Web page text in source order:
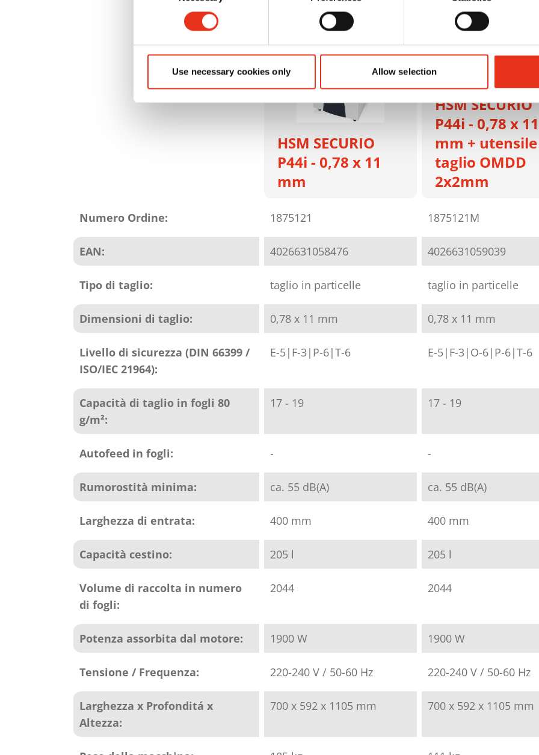
Use necessary cookies only Allow selection
del
prodotto
HSM SECURIO
P44i - 0,78 x 11
mm
HSM SECURIO
P44i - 0,78 x 11
mm +
taglio OMDD
2x2mm
Numero Ordine: 1875121 1875121M
EAN: 4026631058476 4026631059039
Tipo di taglio: taglio in particelle taglio in particelle
Dimensioni di taglio: 0,78 x 11 mm 0,78 x 11 mm
Livello di sicurezza (DIN 66399 /
ISO/IEC 21964):
E-5|F-3|P-6|T-6 E-5|F-3|O-6|P-6|T-6
Capacità di taglio in fogli 80
g/m²:
17 - 19 17 - 19
Autofeed in fogli: - -
Rumorostità minima: ca. 55 dB(A) ca. 55 dB(A)
Larghezza di entrata: 400 mm 400 mm
Capacità cestino: 205 l 205 l
Volume di raccolta in numero
di fogli:
2044 2044
Potenza assorbita dal motore: 1900 W 1900 W
Tensione / Frequenza: 220-240 V / 50-60 Hz 220-240 V / 50-60 Hz
Larghezza x Profonditá x
Altezza:
700 x 592 x 1105 mm 700 x 592 x 1105 mm